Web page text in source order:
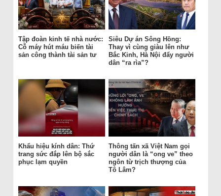
Tập đoàn kinh tế nhà nước:
Cỗ máy hút máu biến tài
sản công thành tài sản tư
Siêu Dự án Sông Hồng:
Thay vì cùng giàu lên như
Bắc Kinh, Hà Nội đẩy người
dân “ra rìa”?
Khẩu hiệu kính dân: Thứ
trang sức đắp lên bộ sắc
phục lạm quyền
Thông tấn xã Việt Nam gọi
người dân là “ong ve” theo
ngôn từ trịch thượng của
Tô Lâm?